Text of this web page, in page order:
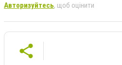
Авторизуйтесь, щоб оцінити